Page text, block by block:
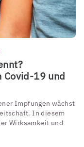
Covid-19 und
Impfungen wächst
In diesem
Wirksamkeit und